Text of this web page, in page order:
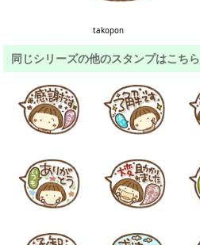
takopon
同じシリーズの他のスタンプはこちら